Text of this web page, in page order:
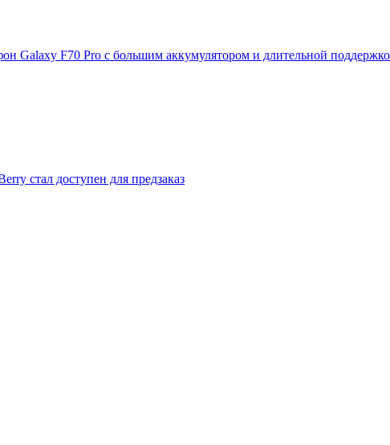
Galaxy F70 Pro с большим аккумулятором и длительной
стал доступен для предзаказ